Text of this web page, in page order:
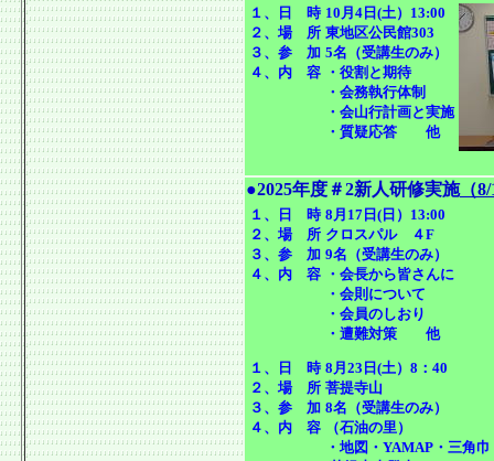
１、日 時
２、場 所
３、参 加
４、内 容
10月4日(土）13:00
東地区公民館303
5名（受講生のみ）
・役割と期待
・会務執行体制
・会山行計画と実施
・質疑応答 他
●2025年度＃2新人研修実施（8/
１、日 時
２、場 所
３、参 加
４、内 容
8月17日(日）13:00
クロスパル ４F
9名（受講生のみ）
・会長から皆さんに
・会則について
・会員のしおり
・遭難対策 他
１、日 時
２、場 所
３、参 加
４、内 容
8月23日(土）8：40
菩提寺山
8名（受講生のみ）
（石油の里）
・地図・YAMAP・三角巾